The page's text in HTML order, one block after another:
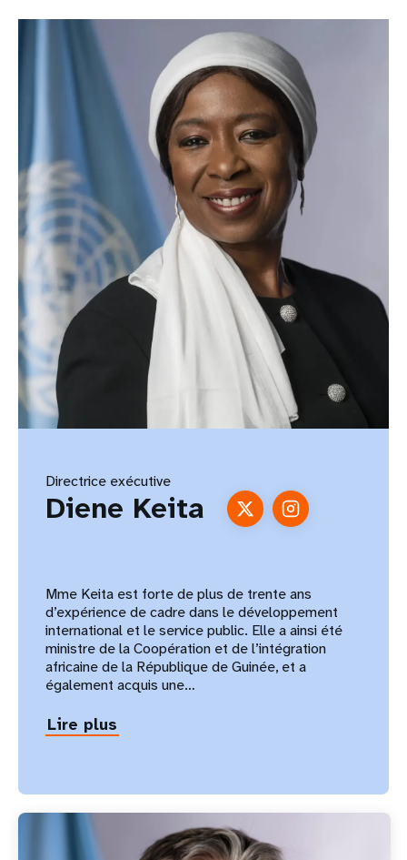
Directrice exécutive
Diene Keita
Mme Keita est forte de plus de trente ans
d’expérience de cadre dans le développement
international et le service public. Elle a ainsi été
ministre de la Coopération et de l’intégration
africaine de la République de Guinée, et a
également acquis une…
Lire plus
about